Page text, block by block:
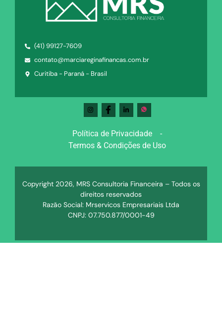
(41) 99127-7609
contato@marciareginafinancas.com.br
Curitiba - Paraná - Brasil
Política de Privacidade -
Termos & Condições de Uso
Copyright 2026, MRS Consultoria Financeira – Todos os
direitos reservados
Razão Social: Mrservicos Empresariais Ltda
CNPJ: 07.750.877/0001-49